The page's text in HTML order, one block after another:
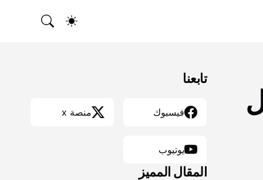
تابعنا
فيسبوك منصة x
يوتيوب
المقال المميز